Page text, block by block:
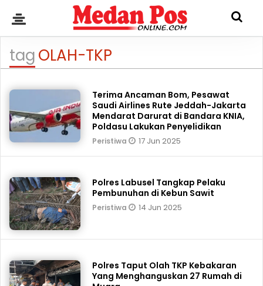
tagOLAH-TKP
Terima Ancaman Bom, Pesawat
Saudi Airlines Rute Jeddah-Jakarta
Mendarat Darurat di Bandara KNIA,
Poldasu Lakukan Penyelidikan
Peristiwa 17 Jun 2025
Polres Labusel Tangkap Pelaku
Pembunuhan di Kebun Sawit
Peristiwa 14 Jun 2025
Polres Taput Olah TKP Kebakaran
Yang Menghanguskan 27 Rumah di